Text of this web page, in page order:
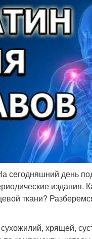
сегодняшний день
издания.
ткани?
хрящей,